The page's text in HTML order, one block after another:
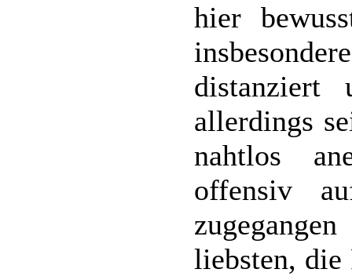
hier
distanziert
allerdings
nahtlos
offensiv
liebsten, die